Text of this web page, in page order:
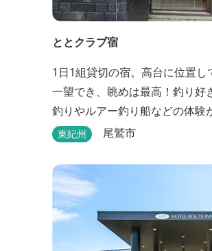
ととクラブ宿
1日1組貸切の宿。高台に位置
一望でき、眺めは最高！釣り好
釣りやルアー釣り船などの体験
東紀州 尾鷲市